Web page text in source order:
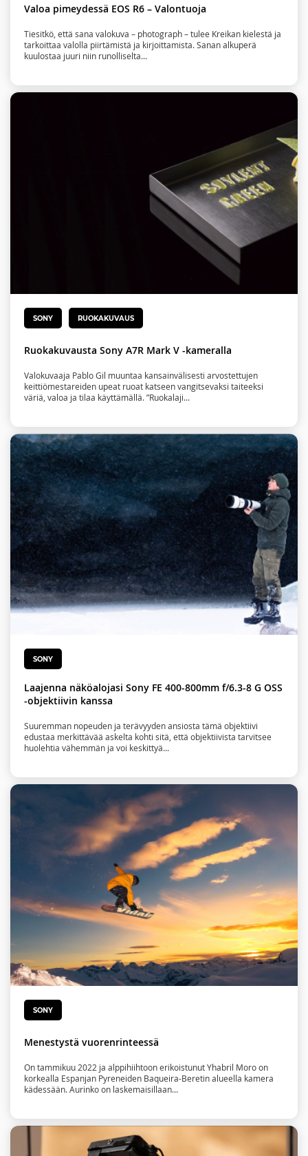
Valoa pimeydessä EOS R6 – Valontuoja
Tiesitkö, että sana valokuva – photograph – tulee Kreikan kielestä ja
tarkoittaa valolla piirtämistä ja kirjoittamista. Sanan alkuperä
kuulostaa juuri niin runolliselta...
SONY RUOKAKUVAUS
Ruokakuvausta Sony A7R Mark V -kameralla
Valokuvaaja Pablo Gil muuntaa kansainvälisesti arvostettujen
keittiömestareiden upeat ruoat katseen vangitsevaksi taiteeksi
väriä, valoa ja tilaa käyttämällä. ”Ruokalaji...
SONY
Laajenna näköalojasi Sony FE 400-800mm f/6.3-8 G OSS
-objektiivin kanssa
Suuremman nopeuden ja terävyyden ansiosta tämä objektiivi
edustaa merkittävää askelta kohti sitä, että objektiivista tarvitsee
huolehtia vähemmän ja voi keskittyä...
SONY
Menestystä vuorenrinteessä
On tammikuu 2022 ja alppihiihtoon erikoistunut Yhabril Moro on
korkealla Espanjan Pyreneiden Baqueira-Beretin alueella kamera
kädessään. Aurinko on laskemaisillaan...